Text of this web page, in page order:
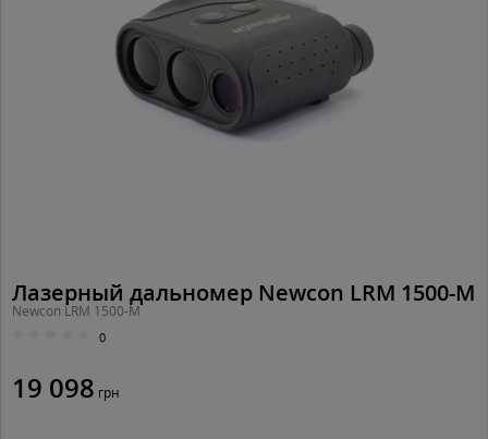
Лазерный дальномер Newcon LRM 1500-М
Newcon LRM 1500-М
0
19 098 грн